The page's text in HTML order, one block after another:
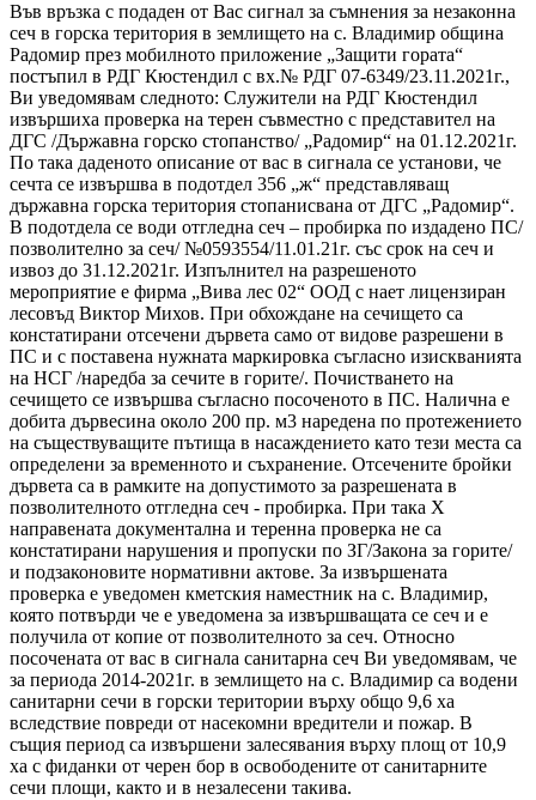
Във връзка с подаден от Вас сигнал за съмнения за незаконна
сеч в горска територия в землището на с. Владимир община
Радомир през мобилното приложение „Защити гората“
постъпил в РДГ Кюстендил с вх.№ РДГ 07-6349/23.11.2021г.,
Ви уведомявам следното: Служители на РДГ Кюстендил
извършиха проверка на терен съвместно с представител на
ДГС /Държавна горско стопанство/ „Радомир“ на 01.12.2021г.
По така даденото описание от вас в сигнала се установи, че
сечта се извършва в подотдел 356 „ж“ представляващ
държавна горска територия стопанисвана от ДГС „Радомир“.
В подотдела се води отгледна сеч – пробирка по издадено ПС/
позволително за сеч/ №0593554/11.01.21г. със срок на сеч и
извоз до 31.12.2021г. Изпълнител на разрешеното
мероприятие е фирма „Вива лес 02“ ООД с нает лицензиран
лесовъд Виктор Михов. При обхождане на сечището са
констатирани отсечени дървета само от видове разрешени в
ПС и с поставена нужната маркировка съгласно изискванията
на НСГ /наредба за сечите в горите/. Почистването на
сечището се извършва съгласно посоченото в ПС. Налична е
добита дървесина около 200 пр. м3 наредена по протежението
на съществуващите пътища в насаждението като тези места са
определени за временното и съхранение. Отсечените бройки
дървета са в рамките на допустимото за разрешената в
позволителното отгледна сеч - пробирка. При така X
направената документална и теренна проверка не са
констатирани нарушения и пропуски по ЗГ/Закона за горите/
и подзаконовите нормативни актове. За извършената
проверка е уведомен кметския наместник на с. Владимир,
която потвърди че е уведомена за извършващата се сеч и е
получила от копие от позволителното за сеч. Относно
посочената от вас в сигнала санитарна сеч Ви уведомявам, че
за периода 2014-2021г. в землището на с. Владимир са водени
санитарни сечи в горски територии върху общо 9,6 ха
вследствие повреди от насекомни вредители и пожар. В
същия период са извършени залесявания върху площ от 10,9
ха с фиданки от черен бор в освободените от санитарните
сечи площи, както и в незалесени такива.